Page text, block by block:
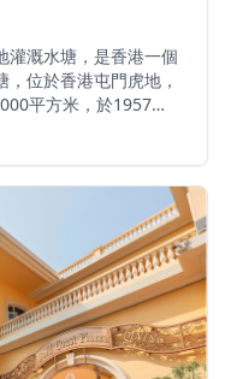
灌溉水塘，是香港一個
位於香港屯門虎地，
平方米，於1957年
九徑山方向眺望，欣賞